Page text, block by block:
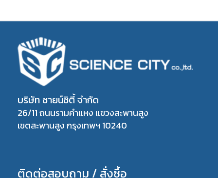
บริษัท ซายน์ซิตี้ จำกัด
26/11 ถนนรามคำแหง แขวงสะพานสูง
เขตสะพานสูง กรุงเทพฯ 10240
ติดต่อสอบถาม / สั่งซื้อ